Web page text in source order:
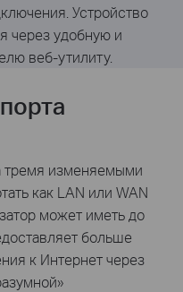
Устройство
через удобную и
веб-утилиту.
тремя изменяемыми
как LAN или WAN
может иметь до
больше
к Интернет через